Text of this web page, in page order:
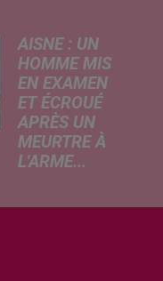
AISNE : UN
HOMME MIS
EN EXAMEN
ET ÉCROUÉ
APRÈS UN
MEURTRE À
L'ARME...
produit au cours